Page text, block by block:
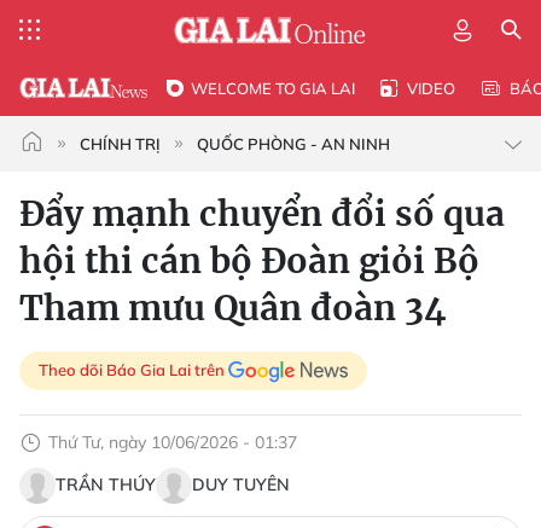
WELCOME TO GIA LAI VIDEO
CHÍNH TRỊ QUỐC PHÒNG - AN NINH
Đẩy mạnh chuyển đổi số qua
hội thi cán bộ Đoàn giỏi Bộ
Tham mưu Quân đoàn 34
Theo dõi Báo Gia Lai trên
Thứ Tư, ngày 10/06/2026 - 01:37
TRẦN THÚY
DUY TUYÊN